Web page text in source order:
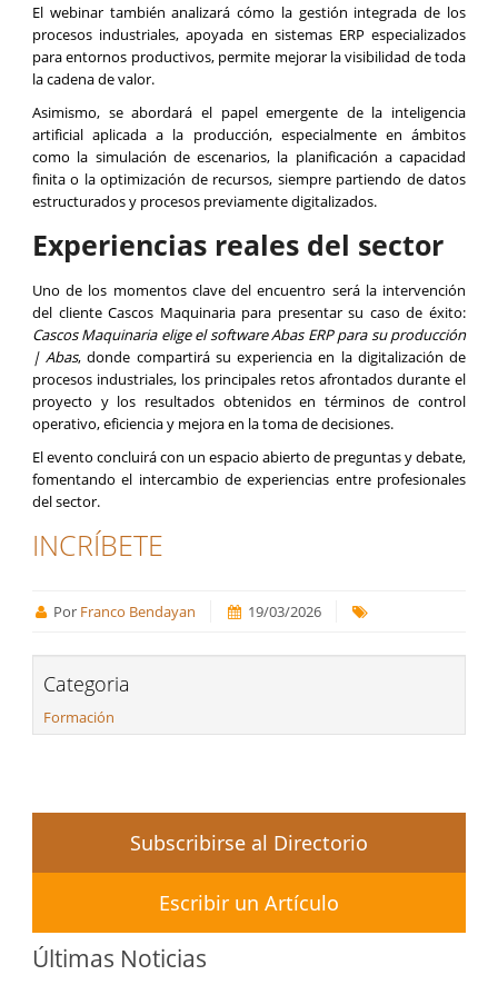
El webinar también analizará cómo la gestión integrada de los
procesos industriales, apoyada en sistemas ERP especializados
para entornos productivos, permite mejorar la visibilidad de toda
la cadena de valor.
Asimismo, se abordará el papel emergente de la inteligencia
artificial aplicada a la producción, especialmente en ámbitos
como la simulación de escenarios, la planificación a capacidad
finita o la optimización de recursos, siempre partiendo de datos
estructurados y procesos previamente digitalizados.
Experiencias reales del sector
Uno de los momentos clave del encuentro será la intervención
del cliente Cascos Maquinaria para presentar su caso de éxito:
Cascos Maquinaria elige el software Abas ERP para su producción
| Abas, donde compartirá su experiencia en la digitalización de
procesos industriales, los principales retos afrontados durante el
proyecto y los resultados obtenidos en términos de control
operativo, eficiencia y mejora en la toma de decisiones.
El evento concluirá con un espacio abierto de preguntas y debate,
fomentando el intercambio de experiencias entre profesionales
del sector.
INCRÍBETE
Por Franco Bendayan 19/03/2026
Categoria
Formación
Subscribirse al Directorio
Escribir un Artículo
Últimas Noticias